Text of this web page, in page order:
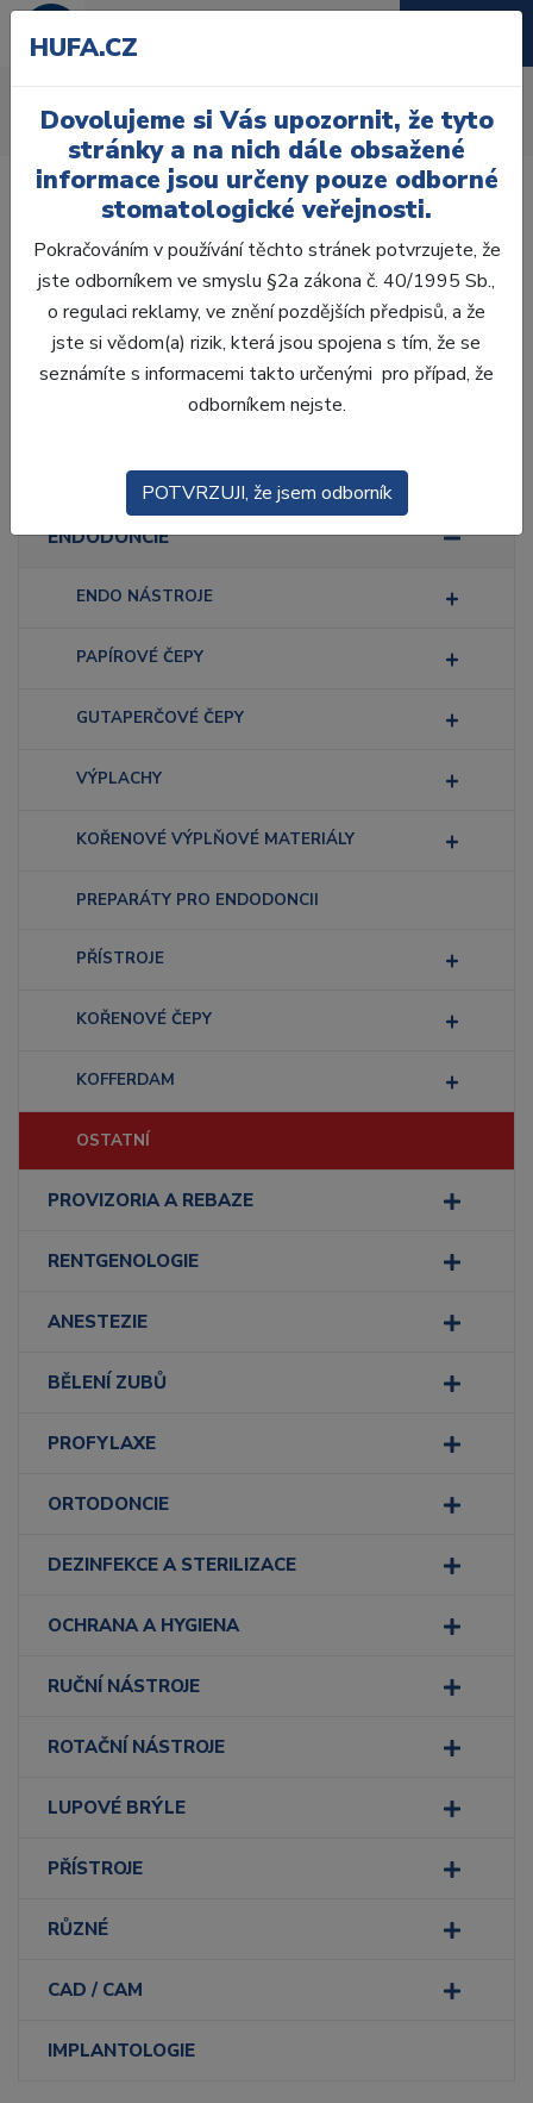
Úvod Ordinace Endodoncie Ostatní
Laboratoř
Ordinace
ENDODONCIE
ENDO NÁSTROJE
PAPÍROVÉ ČEPY
GUTAPERČOVÉ ČEPY
VÝPLACHY
KOŘENOVÉ VÝPLŇOVÉ MATERIÁLY
PREPARÁTY PRO ENDODONCII
PŘÍSTROJE
KOŘENOVÉ ČEPY
KOFFERDAM
OSTATNÍ
PROVIZORIA A REBAZE
RENTGENOLOGIE
ANESTEZIE
BĚLENÍ ZUBŮ
PROFYLAXE
ORTODONCIE
DEZINFEKCE A STERILIZACE
OCHRANA A HYGIENA
RUČNÍ NÁSTROJE
ROTAČNÍ NÁSTROJE
LUPOVÉ BRÝLE
PŘÍSTROJE
RŮZNÉ
CAD / CAM
IMPLANTOLOGIE
HUFA.CZ
Dovolujeme si Vás upozornit, že tyto
stránky a na nich dále obsažené
informace jsou určeny pouze odborné
stomatologické veřejnosti.
Pokračováním v používání těchto stránek potvrzujete, že
jste odborníkem ve smyslu §2a zákona č. 40/1995 Sb.,
o regulaci reklamy, ve znění pozdějších předpisů, a že
jste si vědom(a) rizik, která jsou spojena s tím, že se
seznámíte s informacemi takto určenými pro případ, že
odborníkem nejste.
POTVRZUJI, že jsem odborník